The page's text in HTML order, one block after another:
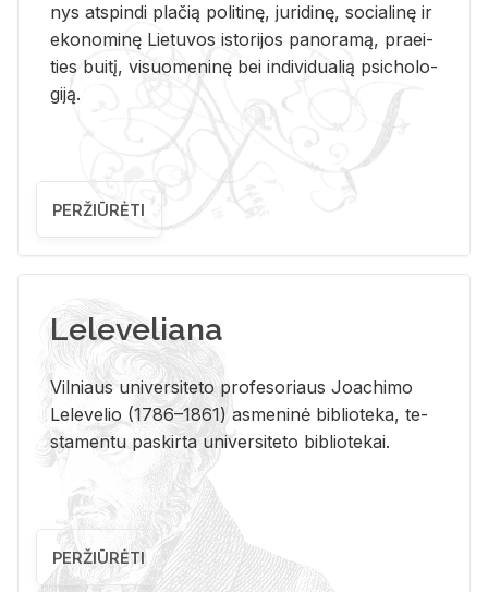
nys at­spin­di pla­čią po­li­ti­nę, ju­ri­di­nę, so­cia­li­nę ir
eko­no­mi­nę Lie­tu­vos is­to­ri­jos pa­no­ra­mą, pra­ei­
ties bui­tį, vi­suo­me­ni­nę bei in­di­vi­dua­lią psi­cho­lo­
gi­ją.
PERŽIŪRĖTI
Leleveliana
Vil­niaus uni­ver­si­te­to pro­fe­so­riaus Jo­a­chi­mo
Le­le­ve­lio (1786–1861) as­me­ni­nė bi­b­lio­te­ka, te­
sta­men­tu pa­skir­ta uni­ver­si­te­to bi­b­lio­te­kai.
PERŽIŪRĖTI